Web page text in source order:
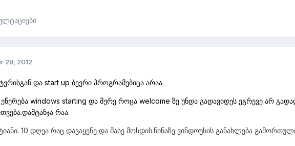
28, 2012
და start up ბევრი პროგრამებიცა არაა.
ეწერება windows starting და მერე როცა welcome ზე უნდა გადავიდეს ეგრევე არ
რაა.
10 დღეა რაც დავაყენე და მასე მოსდის.წინაზე ვინდოუსის განახლება